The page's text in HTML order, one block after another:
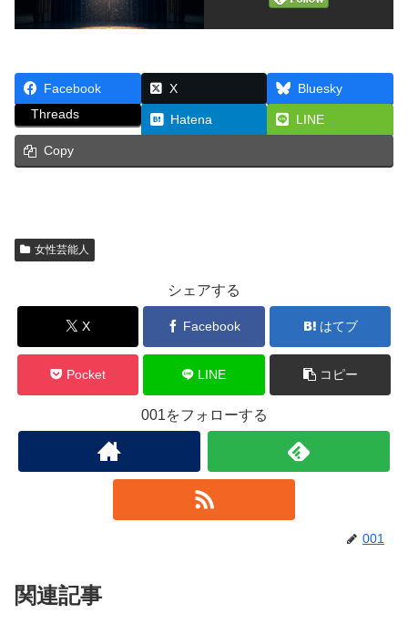
Facebook X
Bluesky
Threads
Hatena LINE
Copy
女性芸能人
シェアする
X Facebook はてブ
Pocket LINE コピー
001をフォローする
001
関連記事